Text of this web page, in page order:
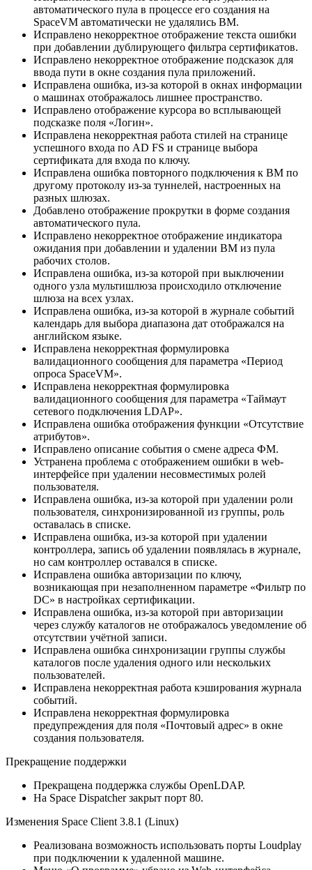
автоматического пула в процессе его создания на
SpaceVM автоматически не удалялись ВМ.
Исправлено некорректное отображение текста ошибки
при добавлении дублирующего фильтра сертификатов.
Исправлено некорректное отображение подсказок для
ввода пути в окне создания пула приложений.
Исправлена ошибка, из-за которой в окнах информации
о машинах отображалось лишнее пространство.
Исправлено отображение курсора во всплывающей
подсказке поля «Логин».
Исправлена некорректная работа стилей на странице
успешного входа по AD FS и странице выбора
сертификата для входа по ключу.
Исправлена ошибка повторного подключения к ВМ по
другому протоколу из-за туннелей, настроенных на
разных шлюзах.
Добавлено отображение прокрутки в форме создания
автоматического пула.
Исправлено некорректное отображение индикатора
ожидания при добавлении и удалении ВМ из пула
рабочих столов.
Исправлена ошибка, из-за которой при выключении
одного узла мультишлюза происходило отключение
шлюза на всех узлах.
Исправлена ошибка, из-за которой в журнале событий
календарь для выбора диапазона дат отображался на
английском языке.
Исправлена некорректная формулировка
валидационного сообщения для параметра «Период
опроса SpaceVM».
Исправлена некорректная формулировка
валидационного сообщения для параметра «Таймаут
сетевого подключения LDAP».
Исправлена ошибка отображения функции «Отсутствие
атрибутов».
Исправлено описание события о смене адреса ФМ.
Устранена проблема с отображением ошибки в web-
интерфейсе при удалении несовместимых ролей
пользователя.
Исправлена ошибка, из-за которой при удалении роли
пользователя, синхронизированной из группы, роль
оставалась в списке.
Исправлена ошибка, из-за которой при удалении
контроллера, запись об удалении появлялась в журнале,
но сам контроллер оставался в списке.
Исправлена ошибка авторизации по ключу,
возникающая при незаполненном параметре «Фильтр по
DC» в настройках сертификации.
Исправлена ошибка, из-за которой при авторизации
через службу каталогов не отображалось уведомление об
отсутствии учётной записи.
Исправлена ошибка синхронизации группы службы
каталогов после удаления одного или нескольких
пользователей.
Исправлена некорректная работа кэширования журнала
событий.
Исправлена некорректная формулировка
предупреждения для поля «Почтовый адрес» в окне
создания пользователя.
Прекращение поддержки
Прекращена поддержка службы OpenLDAP.
На Space Dispatcher закрыт порт 80.
Изменения Space Client 3.8.1 (Linux)
Реализована возможность использовать порты Loudplay
при подключении к удаленной машине.